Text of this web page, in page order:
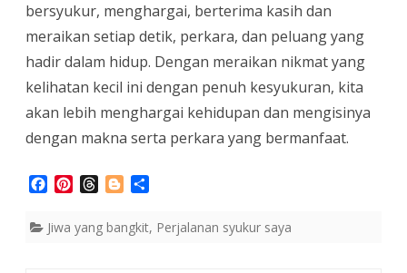
bersyukur, menghargai, berterima kasih dan
meraikan setiap detik, perkara, dan peluang yang
hadir dalam hidup. Dengan meraikan nikmat yang
kelihatan kecil ini dengan penuh kesyukuran, kita
akan lebih menghargai kehidupan dan mengisinya
dengan makna serta perkara yang bermanfaat.
c
e
n
t
r
e
o
g
r
Jiwa yang bangkit, Perjalanan syukur saya